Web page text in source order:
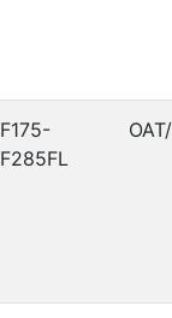
F175-
F285FL